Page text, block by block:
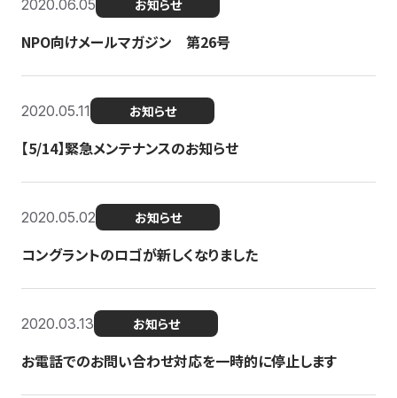
2020.06.05 お知らせ
NPO向けメールマガジン 第26号
2020.05.11 お知らせ
【5/14】緊急メンテナンスのお知らせ
2020.05.02 お知らせ
コングラントのロゴが新しくなりました
2020.03.13 お知らせ
お電話でのお問い合わせ対応を一時的に停止します